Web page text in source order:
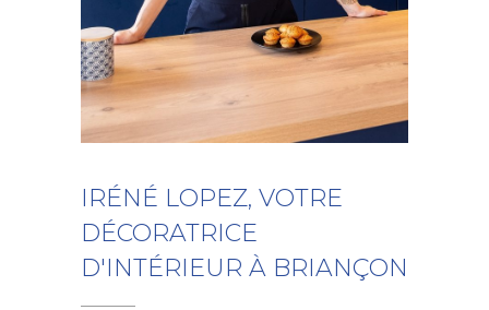
IRÉNÉ LOPEZ, VOTRE
DÉCORATRICE
D'INTÉRIEUR À BRIANÇON